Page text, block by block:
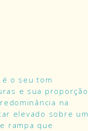
o seu tom
e sua proporção
na
elevado sobre um
rampa que